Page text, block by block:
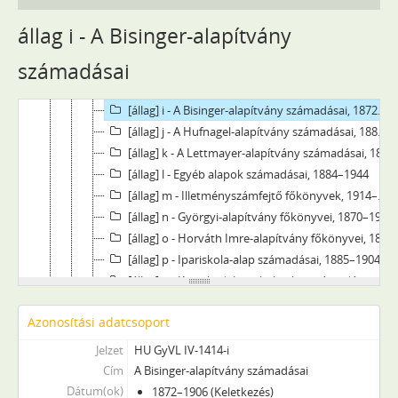
állag i - A Bisinger-alapítvány
számadásai
[állag] e - A Camillus rk. templom számadásai, 1872–1903
[állag] f - A Duna-kotrási alap számadásai, 1887–1904
[állag] i - A Bisinger-alapítvány számadásai, 1872–1906
[állag] j - A Hufnagel-alapítvány számadásai, 1881–1906
[állag] k - A Lettmayer-alapítvány számadásai, 1872–1894
[állag] l - Egyéb alapok számadásai, 1884–1944
[állag] m - Illetményszámfejtő főkönyvek, 1914–1945
[állag] n - Györgyi-alapítvány főkönyvei, 1870–1906
[állag] o - Horváth Imre-alapítvány főkönyvei, 1893–1906
[állag] p - Ipariskola-alap számadásai, 1885–1904
[állag] q - Kereskedelmi iskola-alap számadásai, 1897–1904
[állag] r - Kórházi számadások, 1872–1942
[állag] s - Nyugdíj-alap számadásai, 1885–1916
[állag] t - Salvator rk. templom számadásai, 1872–1906
[állag] u - Szegényalap számadásai, 1881–1905
[állag] v - Útalap számadásai, 1891–1945
Azonosítási adatcsoport
Jelzet
HU GyVL IV-1414-i
Cím
A Bisinger-alapítvány számadásai
Dátum(ok)
1872–1906 (Keletkezés)